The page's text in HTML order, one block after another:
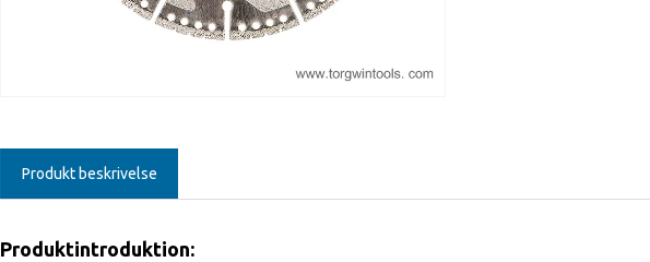
Produkt beskrivelse
Produktintroduktion: